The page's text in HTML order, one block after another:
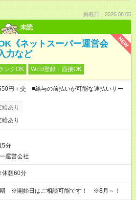
掲載日：2026.08.05
未読
NEW
《ネットスーパー運営会
力など
ンクOK WEB登録・面接OK
円＋交 ■給与の前払いが可能な速払いサー
あり
あり
分
運営会社
憩60分
※開始日はご相談可能です！ ※8月～！